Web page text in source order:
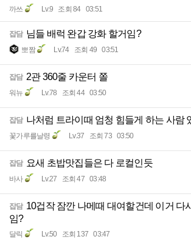
까쓰 Lv.9 조회 84 03:51
잡담 님들 배럭 완갑 강화 할거임?
뽀짬 Lv.74 조회 49 03:51
잡담 2관 360줄 카운터 쫄
워뉴 Lv.78 조회 44 03:50
잡담 나처럼 트라이때 엄청 힘들게 하는 사람
꽃가루를날령 Lv.37 조회 73 03:50
잡담 요새 초밥맛집들은 다 로컬인듯
바사 Lv.27 조회 47 03:48
잡담 10겁작 잠깐 나메때 대여할건데 이거 다
임?
달릭 Lv.50 조회 137 03:47